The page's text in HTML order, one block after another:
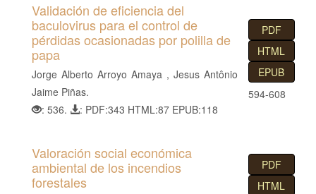
Validación de eficiencia del
baculovirus para el control de
pérdidas ocasionadas por polilla de
papa
Jorge Alberto Arroyo Amaya , Jesus Antônio
Jaime Piñas.
: 536.
: PDF:343 HTML:87 EPUB:118
PDF
HTML
EPUB
594-608
Valoración social económica
ambiental de los incendios
forestales
PDF
HTML